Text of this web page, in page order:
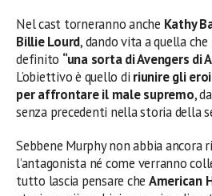
Nel cast torneranno anche Kathy
Billie Lourd, dando vita a quella
definito “una sorta di Avengers di
L’obiettivo è quello di riunire gli
per affrontare il male supremo,
senza precedenti nella storia della
Sebbene Murphy non abbia ancora
l’antagonista né come verranno
tutto lascia pensare che American